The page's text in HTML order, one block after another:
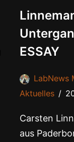
ESSAY
LabNews
Aktuelles
Carsten
aus